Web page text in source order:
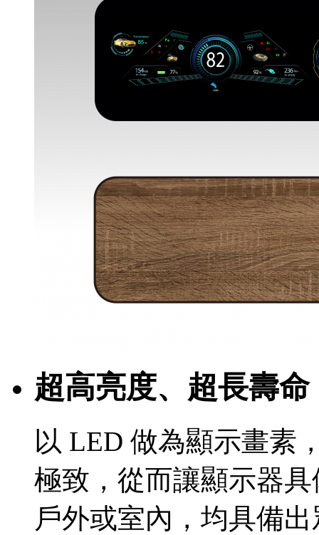
超高亮度、超長壽命
以 LED 做為顯示畫素
極致，從而讓顯示器
戶外或室內，均具備